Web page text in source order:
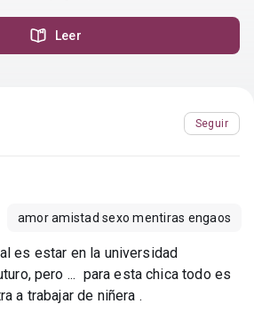
Leer
Seguir
amor amistad sexo mentiras engaos
es estar en la universidad
pero ... ㅤ para esta chica todo es
a trabajar de niñera .